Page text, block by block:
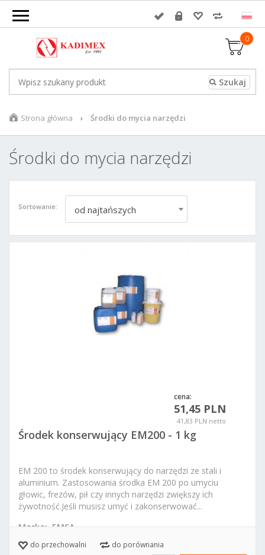
0
Strona główna Środki do mycia narzędzi
Środki do mycia narzędzi
Sortowanie: od najtańszych
cena:
51,45 PLN
41,83 PLN netto
Środek konserwujący EM200 - 1 kg
EM 200 to środek konserwujący do narzędzi ze stali i
aluminium. Zastosowania środka EM 200 po umyciu
głowic, frezów, pił czy innych narzędzi zwiększy ich
żywotność.Jeśli musisz umyć i zakonserwować...
Marka: EMSA
do przechowalni do porównania